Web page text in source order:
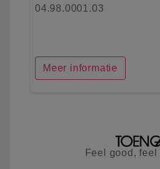
04.98.0001.03
Meer informatie
Feel good, feel